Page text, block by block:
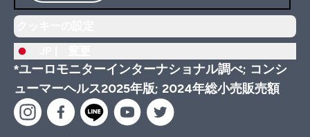
*ユーロモニターインターナショナル調べ; コンシ
ューマーヘルス2025年版; 2024年総小売販売額